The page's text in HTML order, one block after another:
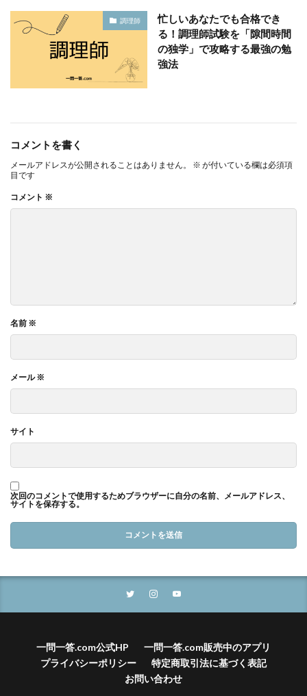
調理師
忙しいあなたでも合格でき
る！調理師試験を「隙間時間
の独学」で攻略する最強の勉
強法
コメントを書く
メールアドレスが公開されることはありません。 ※ が付いている欄は必須項
目です
コメント ※
名前 ※
メール※
サイト
次回のコメントで使用するためブラウザーに自分の名前、メールアドレス、
サイトを保存する。
一問一答.com公式HP
一問一答.com販売中のアプリ
プライバシーポリシー
特定商取引法に基づく表記
お問い合わせ